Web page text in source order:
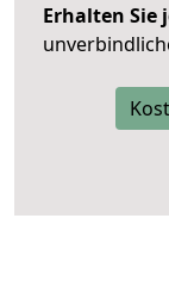
Erhalten Sie